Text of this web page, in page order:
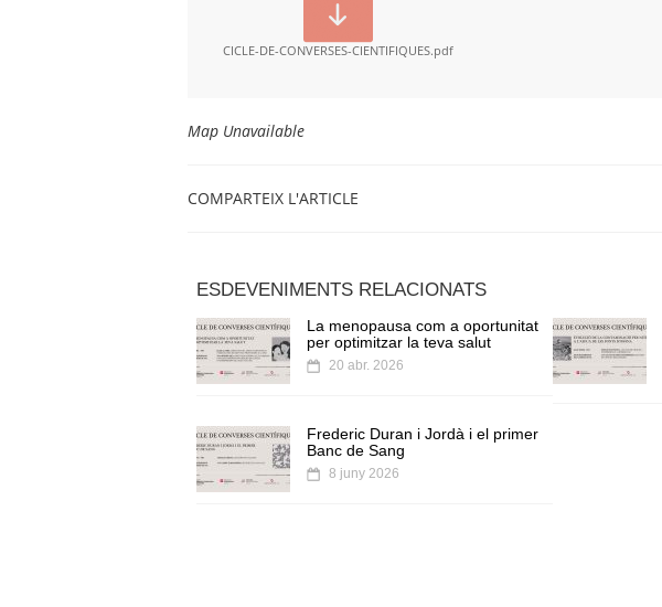
CICLE-DE-CONVERSES-CIENTIFIQUES.pdf
Map Unavailable
COMPARTEIX L'ARTICLE
ESDEVENIMENTS RELACIONATS
La menopausa com a oportunitat
per optimitzar la teva salut
20 abr. 2026
Frederic Duran i Jordà i el primer
Banc de Sang
8 juny 2026